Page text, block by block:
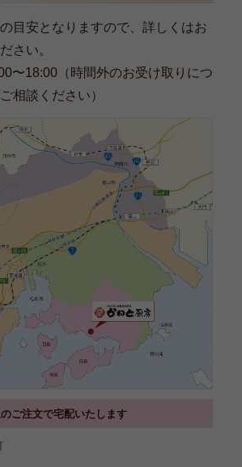
目安となりますので、詳しくはお
さい。
〜18:00（時間外のお受け取りにつ
相談ください）
ご注文で宅配いたします